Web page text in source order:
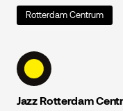
Rotterdam Centrum
Jazz Rotterdam